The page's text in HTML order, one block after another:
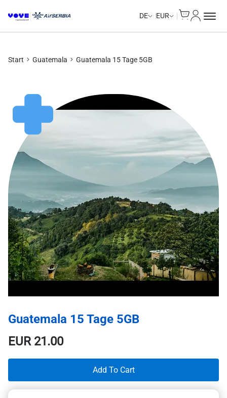
DE EUR
Start Guatemala Guatemala 15 Tage 5GB
Guatemala 15 Tage 5GB
EUR21.00
Add To Cart